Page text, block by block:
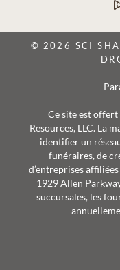
© 2026 SCI
Ce site est offert
Resources, LLC. La
identifier un
funéraires, de
d’entreprises
1929 Allen
succursales, les